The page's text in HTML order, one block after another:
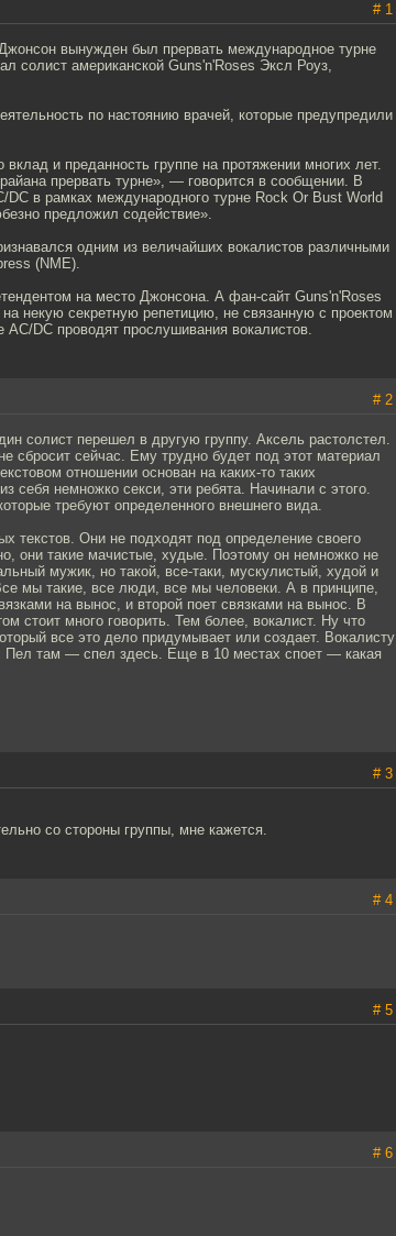
# 1
вынужден был прервать международное турне
солист американской Guns'n'Roses Эксл Роуз,
по настоянию врачей, которые предупредили
и преданность группе на протяжении многих лет.
прервать турне», — говорится в сообщении. В
DC в рамках международного турне Rock Or Bust World
предложил содействие».
одним из величайших вокалистов различными
(NME).
на место Джонсона. А фан-сайт Guns'n'Roses
некую секретную репетицию, не связанную с проектом
DC проводят прослушивания вокалистов.
# 2
солист перешел в другую группу. Аксель растолстел.
сбросит сейчас. Ему трудно будет под этот материал
отношении основан на каких-то таких
себя немножко секси, эти ребята. Начинали с этого.
требуют определенного внешнего вида.
текстов. Они не подходят под определение своего
они такие мачистые, худые. Поэтому он немножко не
мужик, но такой, все-таки, мускулистый, худой и
мы такие, все люди, все мы человеки. А в принципе,
на вынос, и второй поет связками на вынос. В
стоит много говорить. Тем более, вокалист. Ну что
все это дело придумывает или создает. Вокалисту
там — спел здесь. Еще в 10 местах споет — какая
# 3
со стороны группы, мне кажется.
# 4
# 5
# 6